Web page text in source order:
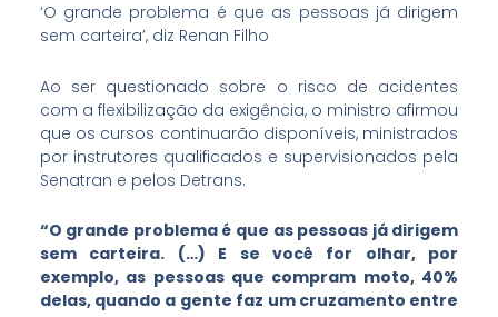
‘O grande problema é que as pessoas já dirigem
sem carteira’, diz Renan Filho
Ao ser questionado sobre o risco de acidentes
com a flexibilização da exigência, o ministro afirmou
que os cursos continuarão disponíveis, ministrados
por instrutores qualificados e supervisionados pela
Senatran e pelos Detrans.
“O grande problema é que as pessoas já dirigem
sem carteira. (…) E se você for olhar, por
exemplo, as pessoas que compram moto, 40%
delas, quando a gente faz um cruzamento entre